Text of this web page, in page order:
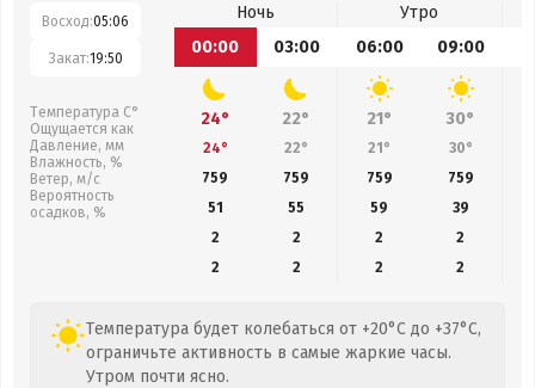
Восход:05:06
Закат:19:50
Температура С°
Ощущается как
Давление, мм
Влажность, %
Ветер, м/с
Вероятность
осадков, %
Ночь
Утро
00:00
03:00 06:00 09:00
24° 22° 21° 30°
24° 22° 21° 30°
759
759 759 759
51
55 59 39
2
2 2
2
2
2 2 2
Температура будет колебаться от +20°C до +37°C,
ограничьте активность в самые жаркие часы.
Утром почти ясно.